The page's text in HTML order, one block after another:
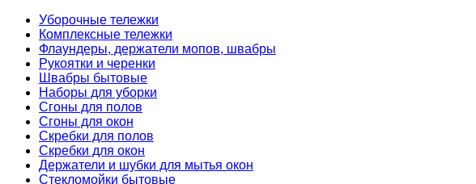
Уборочные тележки
Комплексные тележки
Флаундеры, держатели мопов, швабры
Рукоятки и черенки
Швабры бытовые
Наборы для уборки
Сгоны для полов
Сгоны для окон
Скребки для полов
Скребки для окон
Держатели и шубки для мытья окон
Стекломойки бытовые